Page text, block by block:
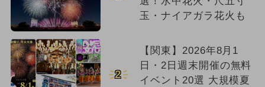
玉・ナイアガラ花火も
2
【関東】2026年8月1
日・2日週末開催の無料
イベント20選 大規模夏